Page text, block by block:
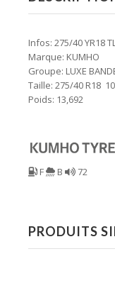
Infos: 275/40 YR18
Marque: KUMHO
Groupe: LUXE
Taille: 275/40 R18
Poids: 13,692
F B 72
PRODUITS